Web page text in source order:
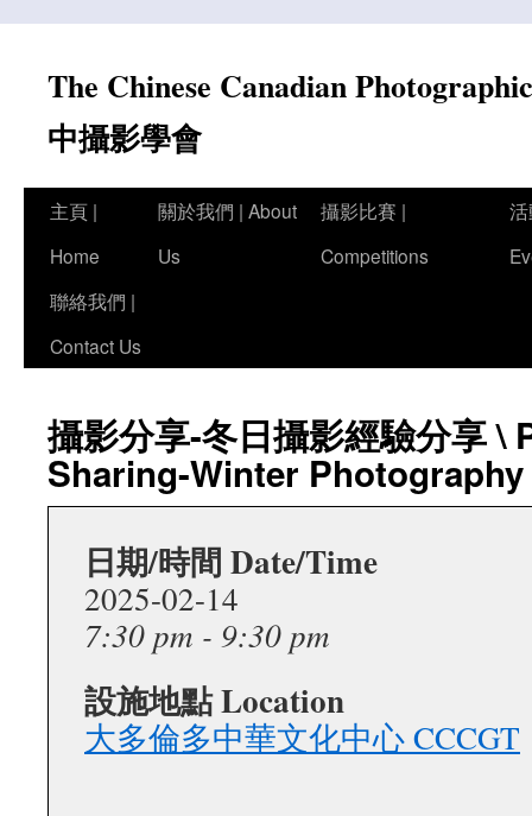
contentThe Chinese Canadian
中攝影學會
主頁 |
Home
關於我們 | About
Us
攝影比賽 |
Competitions
聯絡我們 |
Contact Us
攝影分享-冬日攝影經驗分享 \
Sharing-Winter Photography
日期/時間 Date/Time
2025-02-14
7:30 pm - 9:30 pm
設施地點 Location
大多倫多中華文化中心 CCCGT